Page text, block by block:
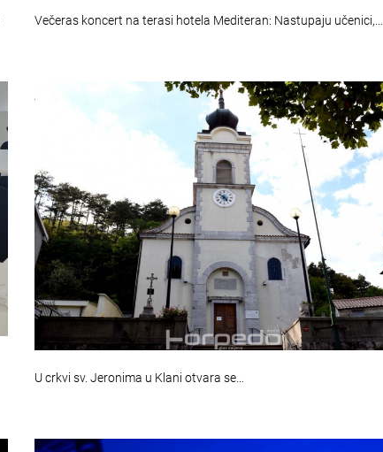
Večeras koncert na terasi hotela Mediteran: Nastupaju učenici,…
U crkvi sv. Jeronima u Klani otvara se…